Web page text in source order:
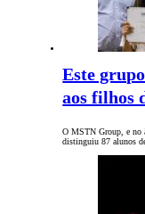
Este
aos filhos
O MSTN Group, e no
distinguiu 87 alunos